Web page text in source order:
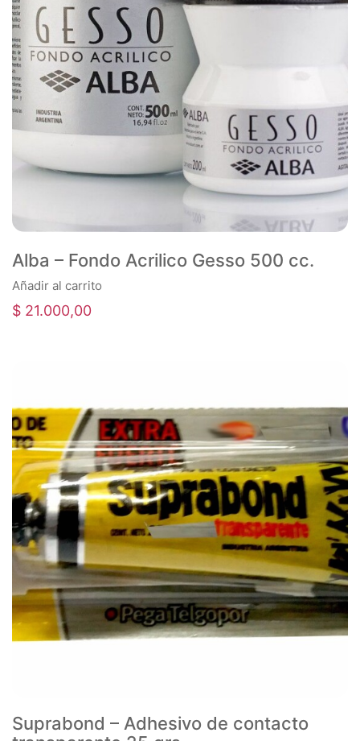
Alba – Fondo Acrilico Gesso 500 cc.
Añadir al carrito
$ 21.000,00
Suprabond – Adhesivo de contacto